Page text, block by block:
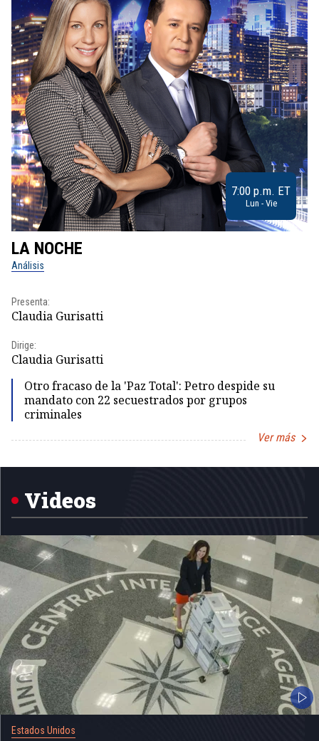
7:00 p.m. ET
Lun - Vie
LA NOCHE
Análisis
Presenta:
Claudia Gurisatti
Dirige:
Claudia Gurisatti
Otro fracaso de la 'Paz Total': Petro despide su
mandato con 22 secuestrados por grupos
criminales
Ver más
1
Videos
Estados Unidos